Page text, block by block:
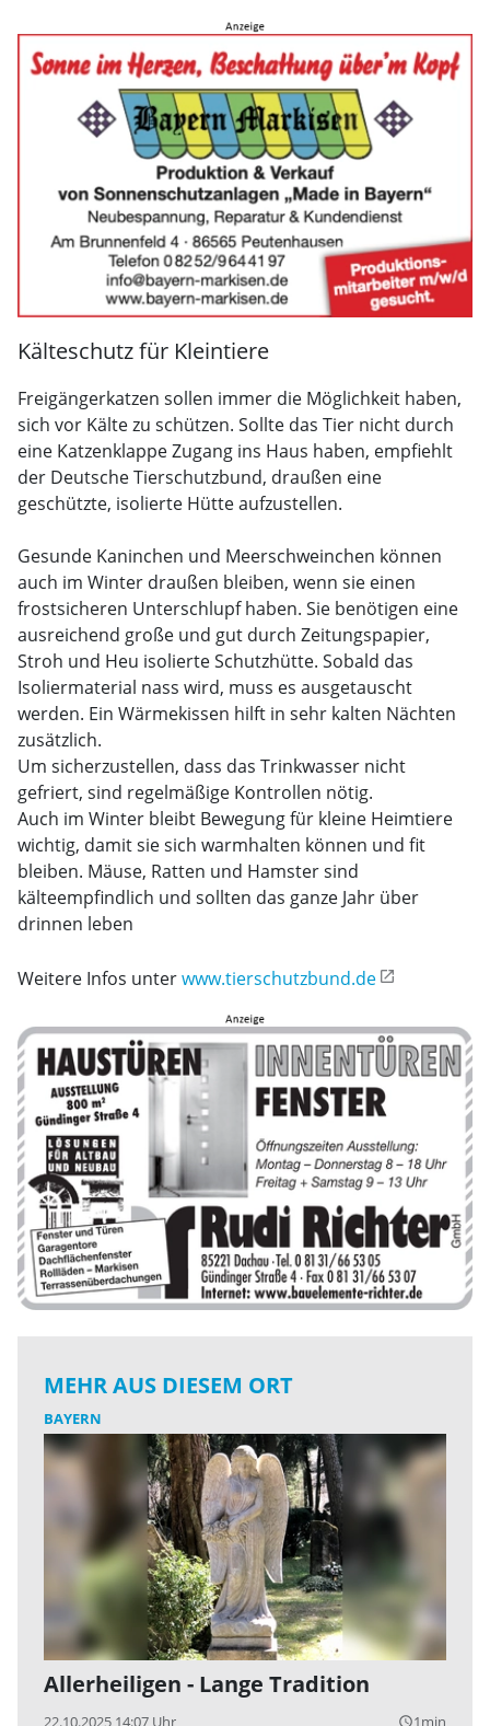
Kälteschutz für Kleintiere
Freigängerkatzen sollen immer die Möglichkeit haben,
sich vor Kälte zu schützen. Sollte das Tier nicht durch
eine Katzenklappe Zugang ins Haus haben, empfiehlt
der Deutsche Tierschutzbund, draußen eine
geschützte, isolierte Hütte aufzustellen.
Gesunde Kaninchen und Meerschweinchen können
auch im Winter draußen bleiben, wenn sie einen
frostsicheren Unterschlupf haben. Sie benötigen eine
ausreichend große und gut durch Zeitungspapier,
Stroh und Heu isolierte Schutzhütte. Sobald das
Isoliermaterial nass wird, muss es ausgetauscht
werden. Ein Wärmekissen hilft in sehr kalten Nächten
zusätzlich.
Um sicherzustellen, dass das Trinkwasser nicht
gefriert, sind regelmäßige Kontrollen nötig.
Auch im Winter bleibt Bewegung für kleine Heimtiere
wichtig, damit sie sich warmhalten können und fit
bleiben. Mäuse, Ratten und Hamster sind
kälteempfindlich und sollten das ganze Jahr über
drinnen leben
Weitere Infos unterwww.tierschutzbund.de
MEHR AUS DIESEM ORT
BAYERN
Allerheiligen - Lange Tradition
22.10.2025 14:07 Uhr query_builder1min